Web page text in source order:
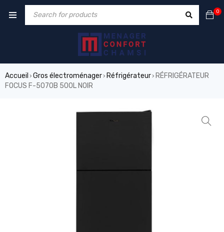
0
Accueil › Gros électroménager› Réfrigérateur› RÉFRIGÉRATEUR
FOCUS F-5070B 500L NOIR